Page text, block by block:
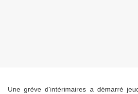
Une grève d'intérimaires a démarré